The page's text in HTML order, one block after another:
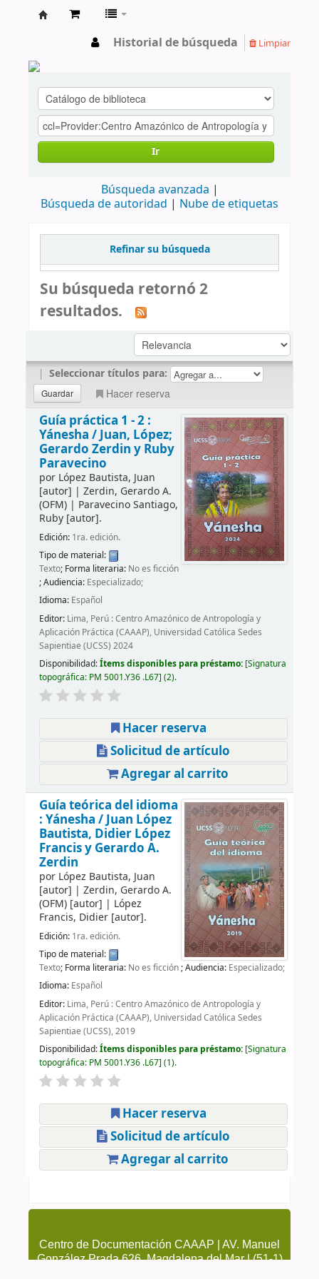
Historial de búsqueda Limpiar
Ir
Búsqueda avanzada
Búsqueda de autoridad
Nube de etiquetas
Refinar su búsqueda
Su búsqueda retornó 2
resultados.
| Seleccionar títulos para:
Hacer reserva
Guía práctica 1 - 2 :
Yánesha /Juan, López;
Gerardo Zerdin y Ruby
Paravecino
por López Bautista, Juan
[autor] | Zerdin, Gerardo A.
(OFM)| Paravecino Santiago,
Ruby[autor].
Edición: 1ra. edición.
Tipo de material:
Texto; Forma literaria: No es ficción
; Audiencia: Especializado;
Idioma: Español
Editor: Lima, Perú : Centro Amazónico de Antropología y
Aplicación Práctica (CAAAP), Universidad Católica Sedes
Sapientiae (UCSS) 2024
Disponibilidad:Ítems disponibles para préstamo: Signatura
topográfica: PM 5001.Y36 .L67 (2).
Hacer reserva
Solicitud de artículo
Agregar al carrito
Guía teórica del idioma
: Yánesha /Juan López
Bautista, Didier López
Francis y Gerardo A.
Zerdin
por López Bautista, Juan
[autor] | Zerdin, Gerardo A.
(OFM)[autor] | López
Francis, Didier[autor].
Edición: 1ra. edición.
Tipo de material:
Texto; Forma literaria: No es ficción; Audiencia: Especializado;
Idioma: Español
Editor: Lima, Perú : Centro Amazónico de Antropología y
Aplicación Práctica (CAAAP), Universidad Católica Sedes
Sapientiae (UCSS), 2019
Disponibilidad:Ítems disponibles para préstamo: Signatura
topográfica: PM 5001.Y36 .L67 (1).
Hacer reserva
Solicitud de artículo
Agregar al carrito
Centro de Documentación CAAAP | AV. Manuel
González Prada 626, Magdalena del Mar | (51-1)